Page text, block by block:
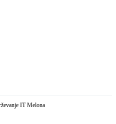
IT Melona